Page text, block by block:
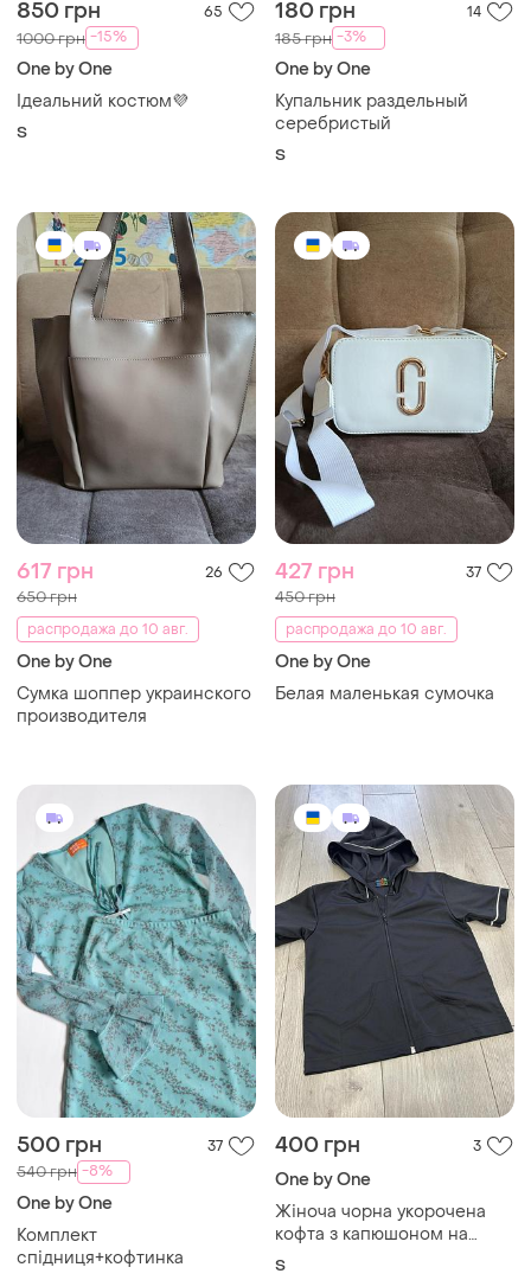
850 грн 65
1000 грн -15%
One by One
Ідеальний костюм💜
S
180 грн 14
185 грн -3%
One by One
Купальник раздельный
серебристый
S
617 грн 26
650 грн
распродажа до 10 авг.
One by One
Сумка шоппер украинского
производителя
427 грн 37
450 грн
распродажа до 10 авг.
One by One
Белая маленькая сумочка
500 грн 37
540 грн -8%
One by One
Комплект
спідниця+кофтинка
400 грн 3
One by One
Жіноча чорна укорочена
кофта з капюшоном на
блискавці для спорту
S